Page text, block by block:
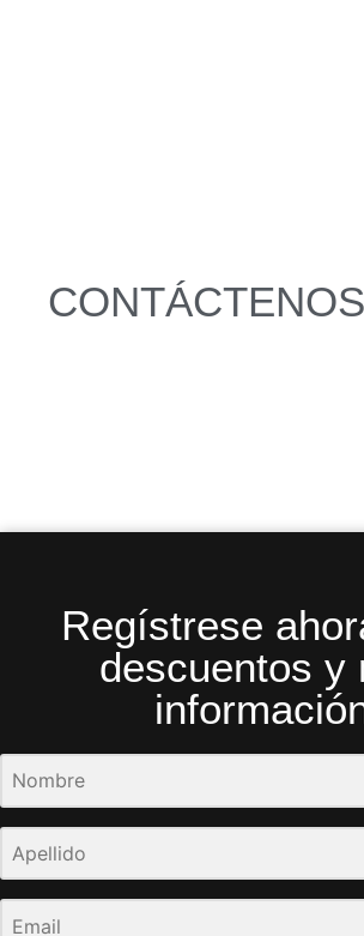
CONTÁCTENOS
Regístrese
descuentos y